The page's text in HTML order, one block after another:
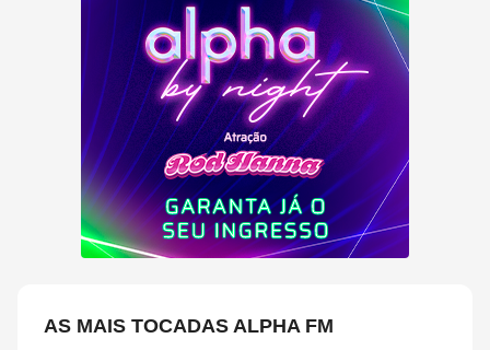
AS MAIS TOCADAS ALPHA FM